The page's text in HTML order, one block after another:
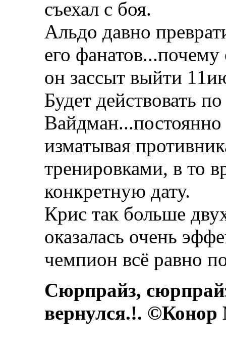
съехал с боя.
Альдо давно
его
он зассыт выйти
Будет действовать
Вайдман...постоянно
изматывая
тренировками, в то
конкретную дату.
Крис так больше
оказалась очень
чемпион всё равно
Сюрпрайз,
вернулся.!.